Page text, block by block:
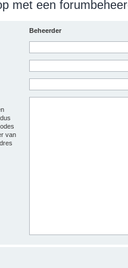
met een
Beheerder
van